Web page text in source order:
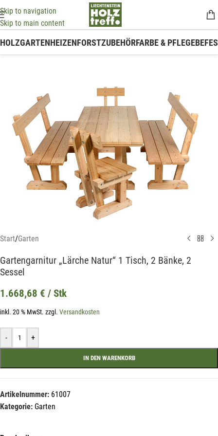
Skip to navigation
Skip to main content
HOLZGARTENHEIZENFORSTZUBEHÖRFARBE & PFLEGE
Start/Garten
Gartengarnitur „Lärche Natur“ 1 Tisch, 2 Bänke, 2
Sessel
1.668,68 € / Stk
inkl. 20 % MwSt. zzgl. Versandkosten
- +
IN DEN WARENKORB
Artikelnummer: 61007
Kategorie: Garten
Mit unserem Newsletter sind Sie